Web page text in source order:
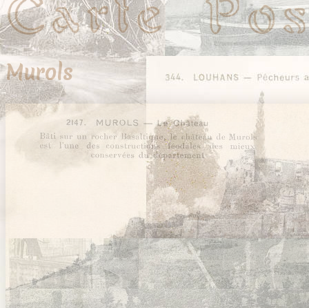
Murols